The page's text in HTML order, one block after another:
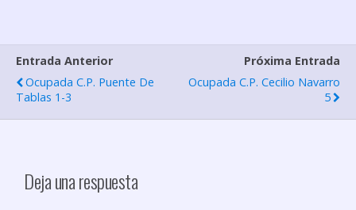
a
t
Entrada Anterior
Ocupada C.P. Puente De
Tablas 1-3
Próxima Entrada
Ocupada C.P. Cecilio Navarro
5
Deja una respuesta